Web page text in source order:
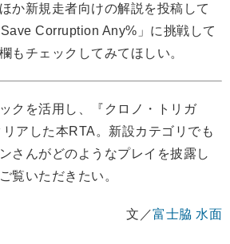
か新規走者向けの解説を投稿して
Corruption Any%」に挑戦して
もチェックしてみてほしい。
クを活用し、『クロノ・トリガ
アした本RTA。新設カテゴリでも
さんがどのようなプレイを披露し
覧いただきたい。
文／富士脇 水面